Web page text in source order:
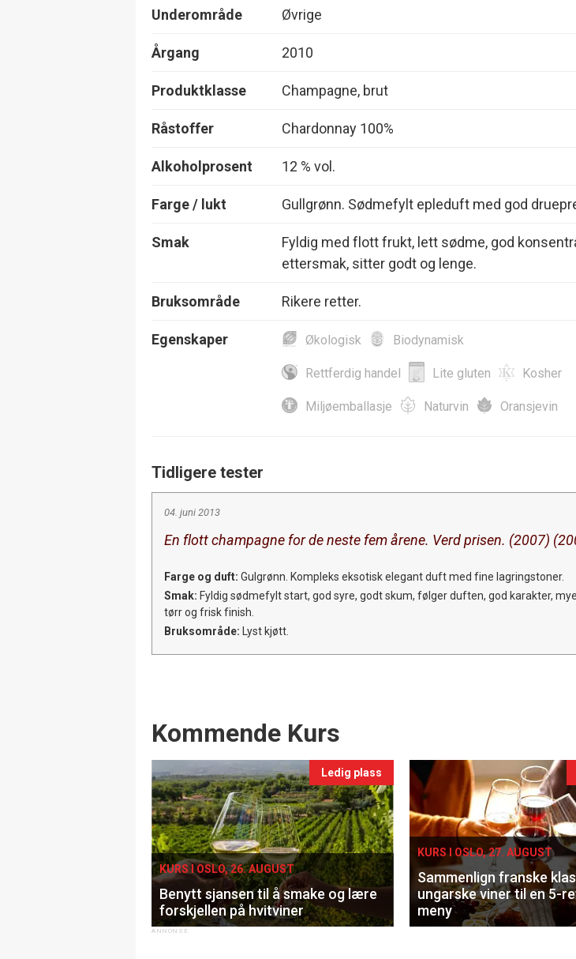
Underområde Øvrige
Årgang 2010
Produktklasse Champagne, brut
Råstoffer Chardonnay 100%
Alkoholprosent 12 % vol.
Farge / lukt Gullgrønn. Sødmefylt epleduft med god
Smak
Fyldig med flott frukt, lett sødme, god
ettersmak, sitter godt og lenge.
Bruksområde Rikere retter.
Egenskaper Økologisk Biodynamisk
Rettferdig handel Lite gluten Kosher
Miljøemballasje Naturvin Oransjevin
Tidligere tester
04. juni 2013
En flott champagne for de neste fem årene. Verd prisen. (2007)
Farge og duft: Gulgrønn. Kompleks eksotisk elegant duft med fine lagringstoner.
Smak: Fyldig sødmefylt start, god syre, godt skum, følger duften, god karakter,
tørr og frisk finish.
Bruksområde: Lyst kjøtt.
Events
Kommende Kurs
Ledig plass
KURS I OSLO, 26. AUGUST
Benytt sjansen til å smake og lære
forskjellen på hvitviner
KURS I OSLO, 27. AUGUST
Sammenlign franske
ungarske viner til en 5-
meny